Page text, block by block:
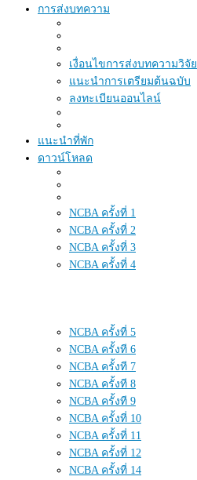
การส่งบทความ
เงื่อนไขการส่งบทความวิจัย
แนะนำการเตรียมต้นฉบับ
ลงทะเบียนออนไลน์
แนะนำที่พัก
ดาวน์โหลด
NCBA ครั้งที่ 1
NCBA ครั้งที่ 2
NCBA ครั้งที่ 3
NCBA ครั้งที่ 4
NCBA ครั้งที่ 5
NCBA ครั้งที 6
NCBA ครั้งที 7
NCBA ครั้งที 8
NCBA ครั้งที 9
NCBA ครั้งที่ 10
NCBA ครั้งที่ 11
NCBA ครั้งที่ 12
NCBA ครั้งที่ 14